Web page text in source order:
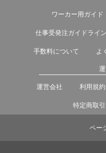
ワーカー用ガイド
仕事受発注ガイドライン
手数料について よ
運営会社 利用規約
特定商取
ペー